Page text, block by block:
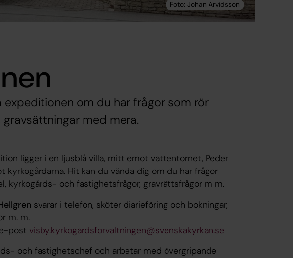
om du har frågor som rör
gravsättningar med mera.
ligger i en ljusblå villa, mitt emot vattentornet, Peder
kyrkogårdarna. Hit kan du vända dig om du har frågor
kyrkogårds- och fastighetsfrågor, gravrättsfrågor m m.
svarar i telefon, sköter diarieföring och bokningar,
m. m.
post visby.kyrkogardsforvaltningen@svenskakyrkan.se
och fastighetschef och arbetar med övergripande